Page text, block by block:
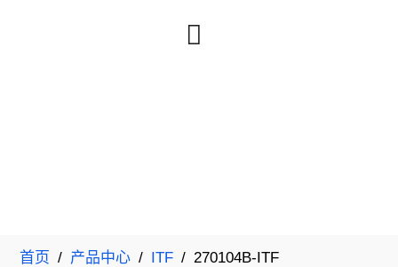
首页 / 产品中心 / ITF / 270104B-ITF